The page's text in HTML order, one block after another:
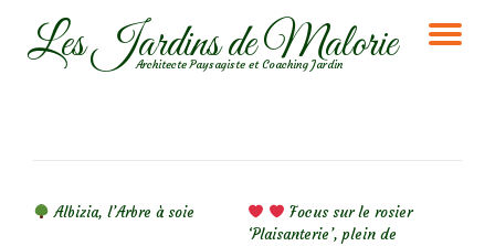
AllerLes Jardins de Malorie
Architecte Paysagiste et Coaching Jardin
Albizia, l’Arbre à soie
Focus sur le rosier
‘Plaisanterie’, plein de